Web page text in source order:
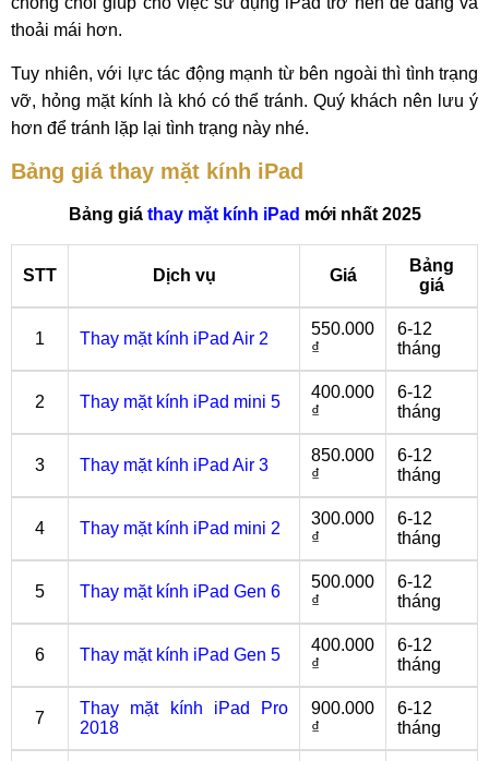
thoải mái hơn.
Tuy nhiên, với lực tác động mạnh từ bên ngoài thì tình trạng
vỡ, hỏng mặt kính là khó có thể tránh. Quý khách nên lưu ý
hơn để tránh lặp lại tình trạng này nhé.
Bảng giá thay mặt kính iPad
Bảng giá thay mặt kính iPad mới nhất 2025
STT Dịch vụ Giá
Bảng
giá
1 Thay mặt kính iPad Air 2
550.000
₫
6-12
tháng
2 Thay mặt kính iPad mini 5
400.000
₫
6-12
tháng
3 Thay mặt kính iPad Air 3
850.000
₫
6-12
tháng
4 Thay mặt kính iPad mini 2
300.000
₫
6-12
tháng
5 Thay mặt kính iPad Gen 6
500.000
₫
6-12
tháng
6 Thay mặt kính iPad Gen 5
400.000
₫
6-12
tháng
7
Thay mặt kính iPad Pro
2018
900.000
₫
6-12
tháng